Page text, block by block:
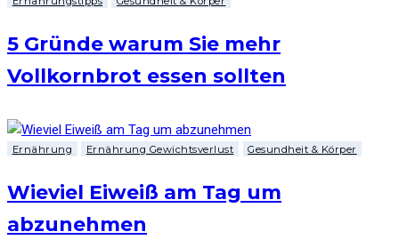
5 Gründe warum Sie mehr
Vollkornbrot essen sollten
Ernährung Ernährung Gewichtsverlust Gesundheit & Körper
Wieviel Eiweiß am Tag um
abzunehmen